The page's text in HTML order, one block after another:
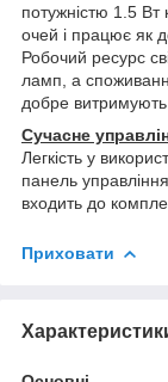
потужністю 1.5
очей і працює як
Робочий ресурс
ламп, а
добре витримують
Сучасне
Легкість у
панель
входить до
Приховати